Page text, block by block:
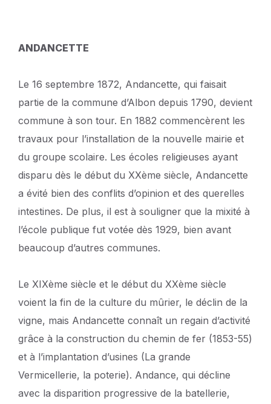
ANDANCETTE
Le 16 septembre 1872, Andancette, qui faisait
partie de la commune d’Albon depuis 1790, devient
commune à son tour. En 1882 commencèrent les
travaux pour l’installation de la nouvelle mairie et
du groupe scolaire. Les écoles religieuses ayant
disparu dès le début du XXème siècle, Andancette
a évité bien des conflits d’opinion et des querelles
intestines. De plus, il est à souligner que la mixité à
l’école publique fut votée dès 1929, bien avant
beaucoup d’autres communes.
Le XIXème siècle et le début du XXème siècle
voient la fin de la culture du mûrier, le déclin de la
vigne, mais Andancette connaît un regain d’activité
grâce à la construction du chemin de fer (1853-55)
et à l’implantation d’usines (La grande
Vermicellerie, la poterie). Andance, qui décline
avec la disparition progressive de la batellerie,